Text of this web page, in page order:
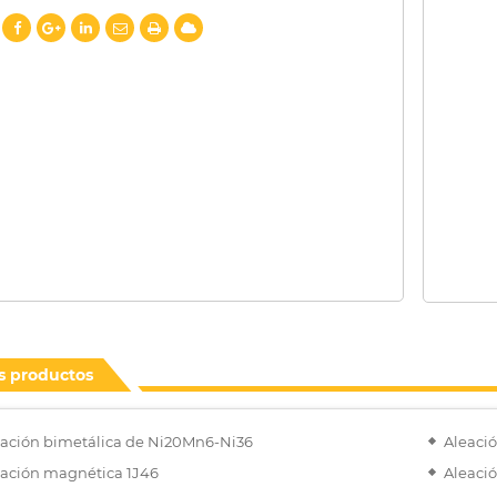
productos
bimetálica de Ni20Mn6-Ni36
magnética 1J46